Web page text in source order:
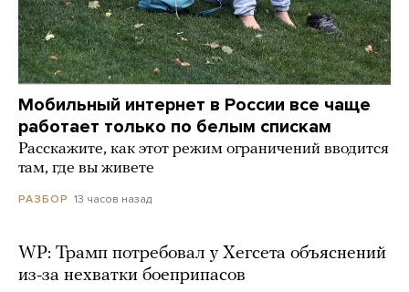
Мобильный интернет в России все чаще
работает только по белым спискам
Расскажите, как этот режим ограничений вводится
там, где вы живете
РАЗБОР 13 часов назад
WP: Трамп потребовал у Хегсета объяснений
из-за нехватки боеприпасов